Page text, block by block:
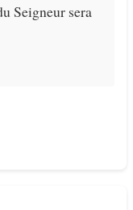
Seigneur sera